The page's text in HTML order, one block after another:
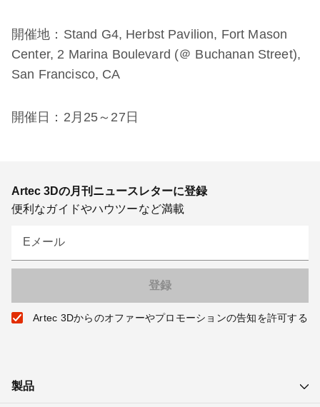
開催地：Stand G4, Herbst Pavilion, Fort Mason
Center, 2 Marina Boulevard (＠ Buchanan Street),
San Francisco, CA
開催日：2月25～27日
Artec 3Dの月刊ニュースレターに登録
便利なガイドやハウツーなど満載
Eメール
Artec 3Dからのオファーやプロモーションの告知を許可する
製品